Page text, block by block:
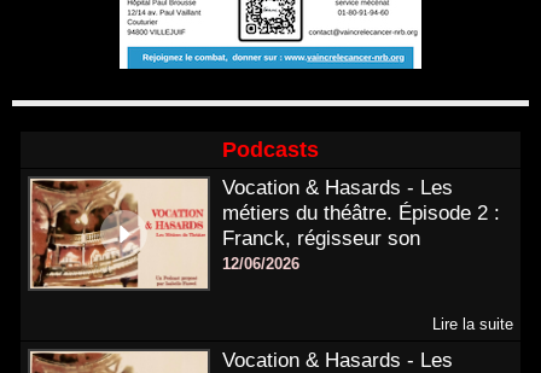
Podcasts
Vocation & Hasards - Les
métiers du théâtre. Épisode 2 :
Franck, régisseur son
12/06/2026
Lire la suite
Vocation & Hasards - Les